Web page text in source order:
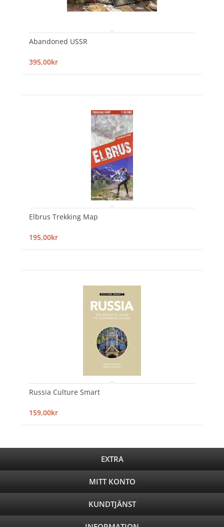
Abandoned USSR
395,00kr
Elbrus Trekking Map
195,00kr
Russia Culture Smart
159,00kr
EXTRA
MITT KONTO
KUNDTJÄNST